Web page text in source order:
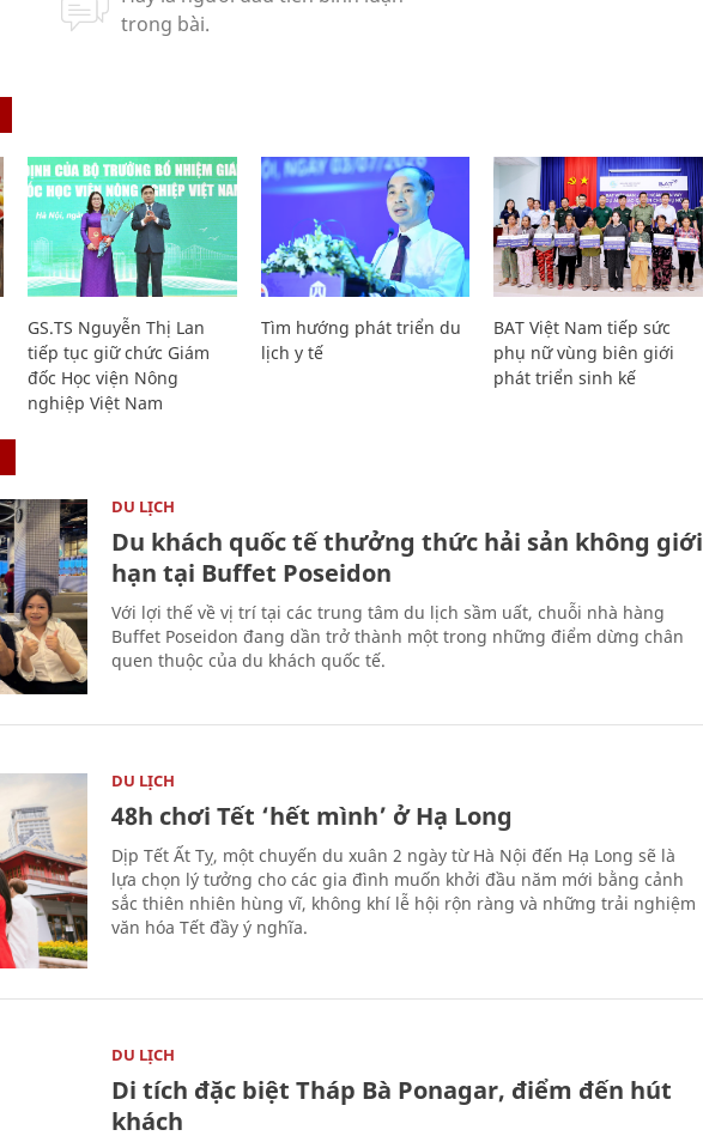
GS.TS Nguyễn Thị Lan
tiếp tục giữ chức Giám
đốc Học viện Nông
nghiệp Việt Nam
Tìm hướng phát triển du
lịch y tế
BAT Việt Nam tiếp sức
phụ nữ vùng biên giới
phát triển sinh kế
DU LỊCH
Du khách quốc tế thưởng thức hải sản không giới
hạn tại Buffet Poseidon
Với lợi thế về vị trí tại các trung tâm du lịch sầm uất, chuỗi nhà hàng
Buffet Poseidon đang dần trở thành một trong những điểm dừng chân
quen thuộc của du khách quốc tế.
DU LỊCH
48h chơi Tết ‘hết mình’ ở Hạ Long
Dịp Tết Ất Tỵ, một chuyến du xuân 2 ngày từ Hà Nội đến Hạ Long sẽ là
lựa chọn lý tưởng cho các gia đình muốn khởi đầu năm mới bằng cảnh
sắc thiên nhiên hùng vĩ, không khí lễ hội rộn ràng và những trải nghiệm
văn hóa Tết đầy ý nghĩa.
DU LỊCH
Di tích đặc biệt Tháp Bà Ponagar, điểm đến hút
khách